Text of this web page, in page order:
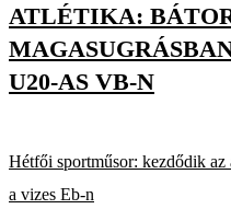
ATLÉTIKA:
U20-AS VB-N
Hétfői sportműsor: kezdődik az
a vizes Eb-n